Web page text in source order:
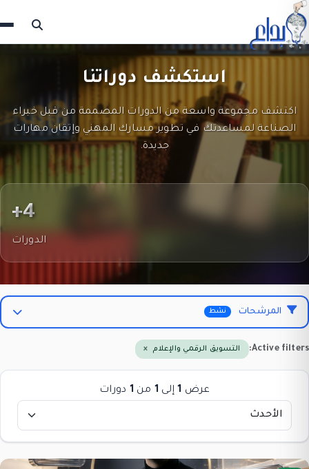
استكشف دوراتنا
اكتشف مجموعة واسعة من الدورات المصممة من قبل خبراء
الصناعة لمساعدتك في تطوير مسارك المهني وإتقان مهارات
جديدة.
4+
الدورات
المرشحات نشط
Active التسويق الرقمي والإعلام ×
عرض1إلى1من1دورات